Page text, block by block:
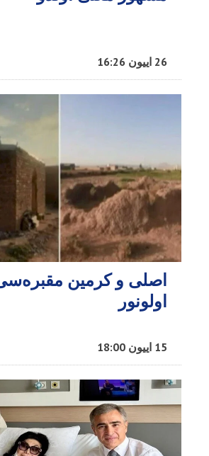
26 اییون 16:26
اصلی و کرمین مقبره‌سی
اولونور
15 اییون 18:00